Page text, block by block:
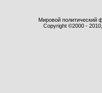
Мировой политический
Copyright ©2000 -